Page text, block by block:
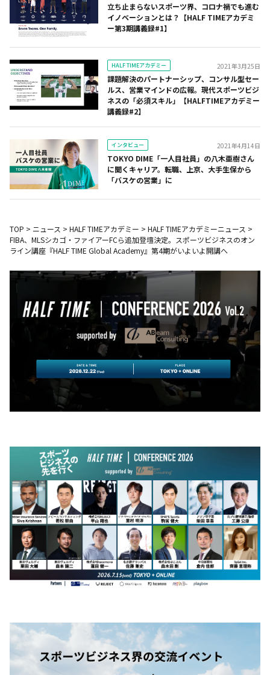
立ち止まらないスポーツ界、コロナ禍でも進む
イノベーションとは？【HALF TIMEアカデミ
ー第3期講義録#1】
HALF TIMEアカデミー 2021年3月25日
課題解決のパートナーシップ、コンサル型セー
ルス、営業マインドの広報。現代スポーツビジ
ネスの「必須スキル」【HALFTIMEアカデミー
講義録#2】
インタビュー 2021年4月14日
TOKYO DIME「一人目社員」の八木亜樹さん
に聞くキャリア。転職、上京、大手生保から
「バスケの営業」に
TOP > ニュース > HALF TIMEアカデミー > HALF TIMEアカデミーニュース >
FIBA、MLSシカゴ・ファイアーFCら追加登壇決定。スポーツビジネスのオン
ライン講座『HALF TIME Global Academy』第4期がいよいよ開講へ